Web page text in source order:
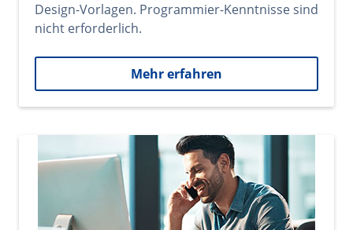
Design-Vorlagen. Programmier-Kenntnisse sind
nicht erforderlich.
Mehr erfahren